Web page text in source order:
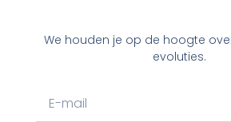
We houden je op de hoogte
evoluties.